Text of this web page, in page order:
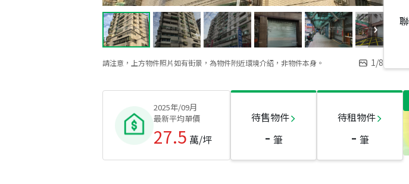
請注意，上方物件照片如有街景，為物件附近環境介紹，非物件本身。 1/8
2025年/09月
最新平均單價
27.5 萬/坪
待售物件
- 筆
待租物件
- 筆